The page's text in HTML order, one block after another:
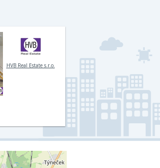
HVB Real Estate s.r.o.